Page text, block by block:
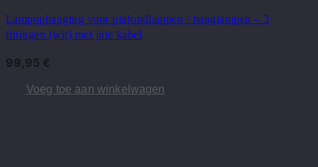
Lampophanging voor plafondlampen / hanglampen – 3
fittingen (wit) met jute kabel
99,95 €
Voeg toe aan winkelwagen